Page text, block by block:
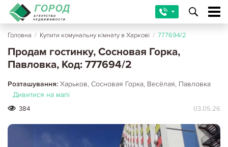
Головна / Купити комунальну кімнату в Харкові / 777694/2
Продам гостинку, Сосновая Горка,
Павловка, Код: 777694/2
Розташування: Харьков, Сосновая Горка, Весёлая, Павловка
Дивитися на мапі
384 03.05.26